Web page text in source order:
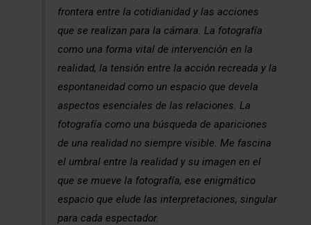
frontera entre la cotidianidad y las acciones
que se realizan para la cámara. La fotografía
como una forma vital de intervención en la
realidad, la tensión entre la acción recreada y la
espontaneidad como un espacio que devela
aspectos esenciales de las relaciones. La
fotografía como una búsqueda de apariciones
de una realidad no siempre visible. Me fascina
el umbral entre la realidad y su imagen en el
que se mueve la fotografía, ese enigmático
espacio que elude las interpretaciones, singular
para cada espectador.